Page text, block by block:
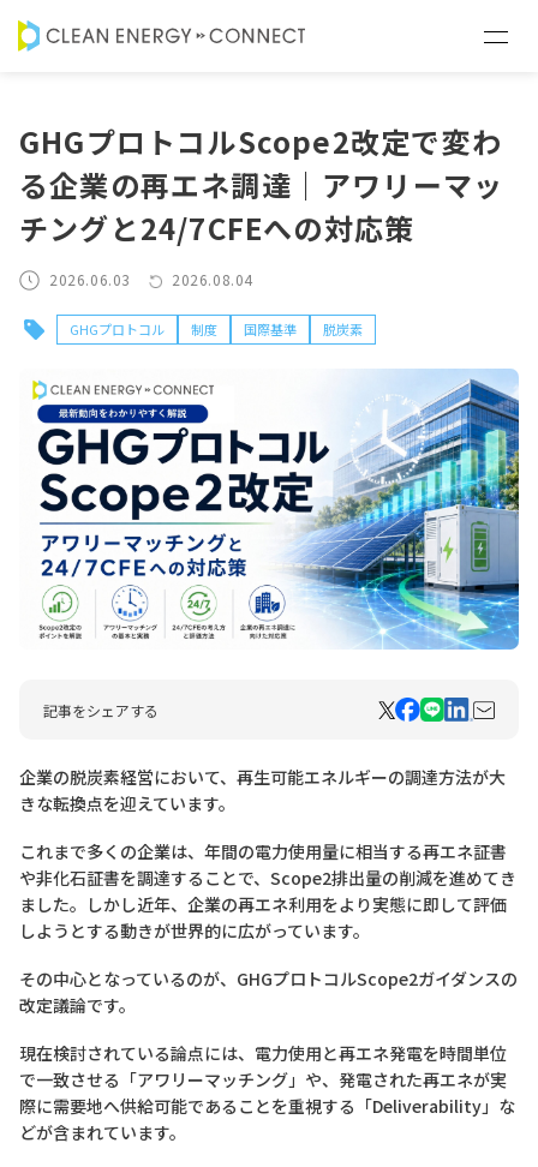
GHGプロトコルScope2改定で変わ
る企業の再エネ調達｜アワリーマッ
チングと24/7CFEへの対応策
2026.06.03 2026.08.04
GHGプロトコル 制度 国際基準 脱炭素
記事をシェアする
企業の脱炭素経営において、再生可能エネルギーの調達方法が大
きな転換点を迎えています。
これまで多くの企業は、年間の電力使用量に相当する再エネ証書
や非化石証書を調達することで、Scope2排出量の削減を進めてき
ました。しかし近年、企業の再エネ利用をより実態に即して評価
しようとする動きが世界的に広がっています。
その中心となっているのが、GHGプロトコルScope2ガイダンスの
改定議論です。
現在検討されている論点には、電力使用と再エネ発電を時間単位
で一致させる「アワリーマッチング」や、発電された再エネが実
際に需要地へ供給可能であることを重視する「Deliverability」な
どが含まれています。